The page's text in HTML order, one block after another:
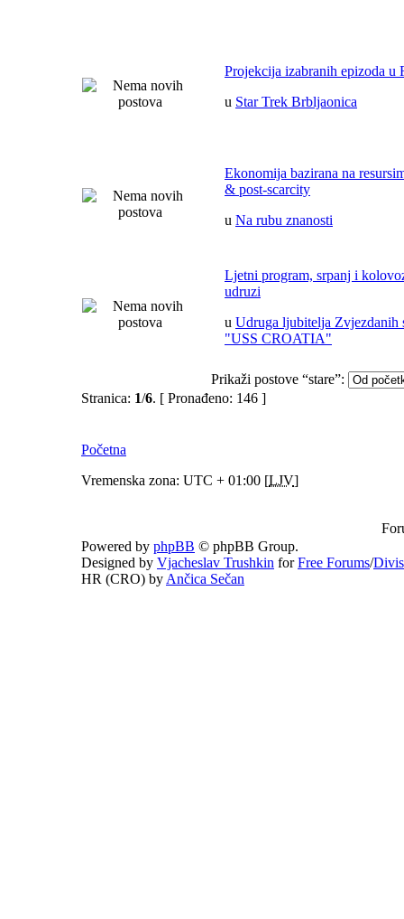
Projekcija izabranih epizoda u
u Star Trek Brbljaonica
Ekonomija bazirana na
& post-scarcity
u Na rubu znanosti
Ljetni program, srpanj i
udruzi
u Udruga ljubitelja Zvjezdanih
"USS CROATIA"
Prikaži postove “stare”:
Stranica: 1/6. [ Pronađeno: 146 ]
Početna
Vremenska zona: UTC + 01:00 [LJV]
Powered by phpBB © phpBB Group.
Designed by Vjacheslav Trushkin forFree Forums/
HR (CRO) by Ančica Sečan